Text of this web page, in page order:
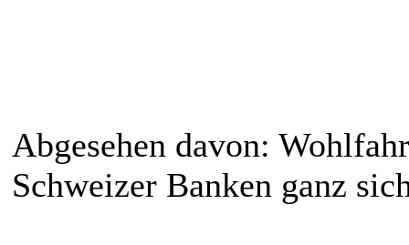
Abgesehen davon:
Schweizer Banken ganz